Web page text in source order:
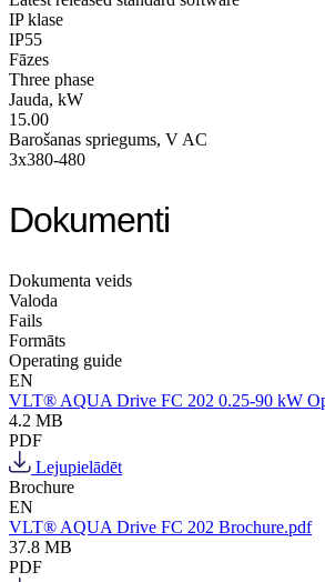
IP klase
IP55
Fāzes
Three phase
Jauda, kW
15.00
Barošanas spriegums, V AC
3x380-480
Dokumenti
Dokumenta veids
Valoda
Fails
Formāts
Operating guide
EN
VLT® AQUA Drive FC 202 0.25-90 kW
4.2 MB
PDF
Lejupielādēt
Brochure
EN
VLT® AQUA Drive FC 202 Brochure.pdf
37.8 MB
PDF